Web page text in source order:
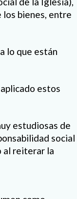
los bienes, entre
lo que están
estos
estudiosas de
social
al reiterar la